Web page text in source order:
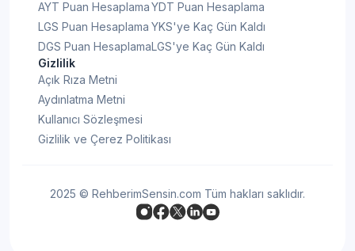
AYT Puan Hesaplama
LGS Puan Hesaplama
DGS Puan Hesaplama
YDT Puan Hesaplama
YKS'ye Kaç Gün Kaldı
LGS'ye Kaç Gün Kaldı
Gizlilik
Açık Rıza Metni
Aydınlatma Metni
Kullanıcı Sözleşmesi
Gizlilik ve Çerez Politikası
2025 © RehberimSensin.com Tüm hakları saklıdır.